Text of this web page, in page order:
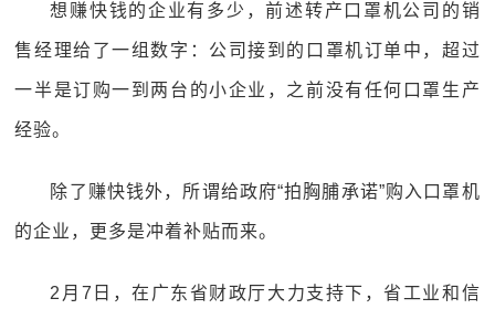
想赚快钱的企业有多少，前述转产口罩机公司的销
售经理给了一组数字：公司接到的口罩机订单中，超过
一半是订购一到两台的小企业，之前没有任何口罩生产
经验。
除了赚快钱外，所谓给政府“拍胸脯承诺”购入口罩机
的企业，更多是冲着补贴而来。
2月7日，在广东省财政厅大力支持下，省工业和信